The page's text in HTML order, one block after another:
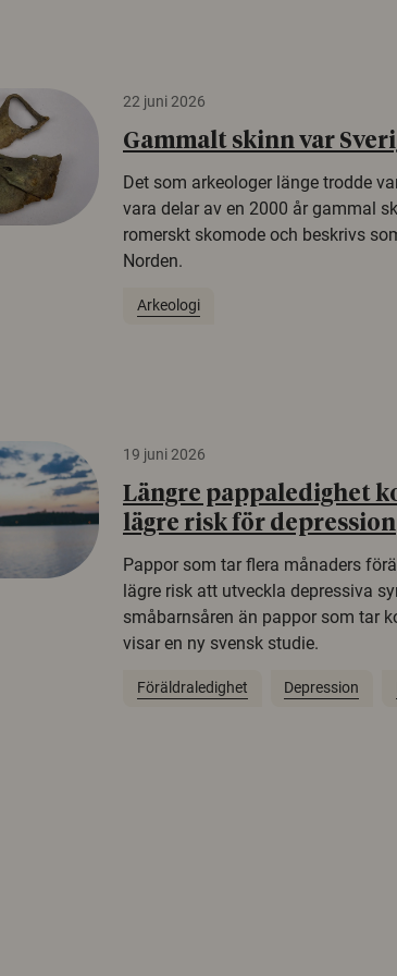
22 juni 2026
Gammalt skinn var
Det som arkeologer länge trodde
vara delar av en 2000 år gammal
romerskt skomode och beskrivs
Norden.
Arkeologi
19 juni 2026
Längre pappaledighet
lägre risk för depression
Pappor som tar flera månaders
lägre risk att utveckla depressiva
småbarnsåren än pappor som tar
visar en ny svensk studie.
Föräldraledighet Depression